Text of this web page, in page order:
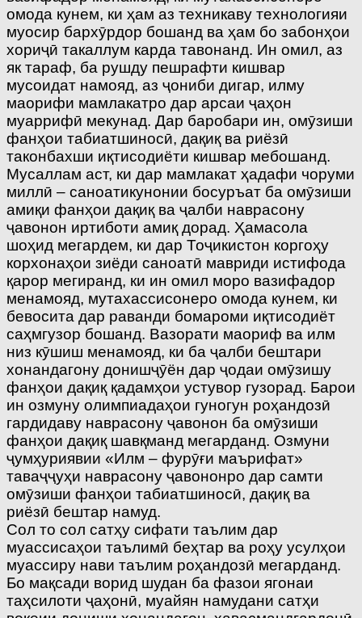
омода кунем, ки ҳам аз техникаву технологияи
муосир бархӯрдор бошанд ва ҳам бо забонҳои
хориҷӣ такаллум карда тавонанд. Ин омил, аз
як тараф, ба рушду пешрафти кишвар
мусоидат намояд, аз ҷониби дигар, илму
маорифи мамлакатро дар арсаи ҷаҳон
муаррифӣ мекунад. Дар баробари ин, омӯзиши
фанҳои табиатшиносӣ, дақиқ ва риёзӣ
таконбахши иқтисодиёти кишвар мебошанд.
Мусаллам аст, ки дар мамлакат ҳадафи чоруми
миллӣ – саноатикунонии босуръат ба омӯзиши
амиқи фанҳои дақиқ ва ҷалби наврасону
ҷавонон иртиботи амиқ дорад. Ҳамасола
шоҳид мегардем, ки дар Тоҷикистон коргоҳу
корхонаҳои зиёди саноатӣ мавриди истифода
қарор мегиранд, ки ин омил моро вазифадор
менамояд, мутахассисонеро омода кунем, ки
бевосита дар раванди бомароми иқтисодиёт
саҳмгузор бошанд. Вазорати маориф ва илм
низ кӯшиш менамояд, ки ба ҷалби бештари
хонандагону донишҷӯён дар ҷодаи омӯзишу
фанҳои дақиқ қадамҳои устувор гузорад. Барои
ин озмуну олимпиадаҳои гуногун роҳандозӣ
гардидаву наврасону ҷавонон ба омӯзиши
фанҳои дақиқ шавқманд мегарданд. Озмуни
ҷумҳуриявии «Илм – фурӯғи маърифат»
таваҷҷуҳи наврасону ҷавононро дар самти
омӯзиши фанҳои табиатшиносӣ, дақиқ ва
риёзӣ бештар намуд.
Сол то сол сатҳу сифати таълим дар
муассисаҳои таълимӣ беҳтар ва роҳу усулҳои
муассиру нави таълим роҳандозӣ мегарданд.
Бо мақсади ворид шудан ба фазои ягонаи
таҳсилоти ҷаҳонӣ, муайян намудани сатҳи